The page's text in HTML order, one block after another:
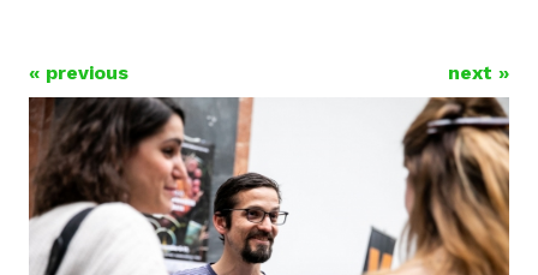
« previous next »